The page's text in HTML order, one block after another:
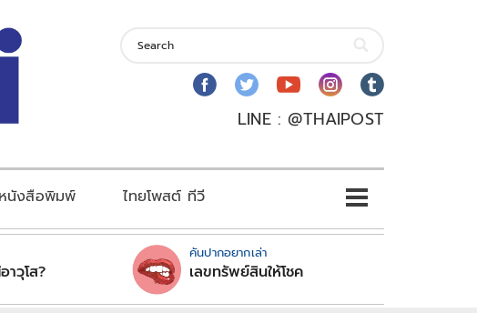
LINE : @THAIPOST
หนังสือพิมพ์ ไทยโพสต์ ทีวี
วุโส?
คันปากอยากเล่า
เลขทรัพย์สินให้โชค